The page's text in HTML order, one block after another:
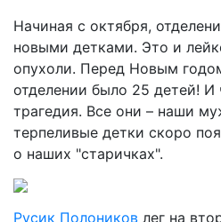
Начиная с октября,
новыми детками. Это и
опухоли. Перед Новым
отделении было 25 детей! И
трагедия. Все они – наши
терпеливые детки скоро
о наших "старичках".
Русик Полоников лег на